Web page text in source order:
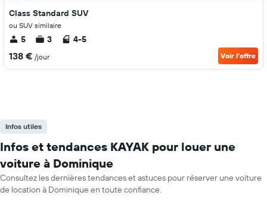
Class Standard SUV
ou SUV similaire
5 3 4-5
138 € /jour Voir l’offre
Infos utiles
Infos et tendances KAYAK pour louer une
voiture à Dominique
Consultez les dernières tendances et astuces pour réserver une voiture
de location à Dominique en toute confiance.